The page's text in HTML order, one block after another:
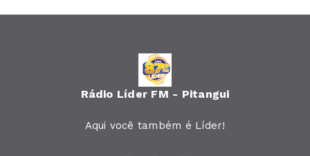
Rádio Líder FM - Pitangui
Aqui você também é Líder!